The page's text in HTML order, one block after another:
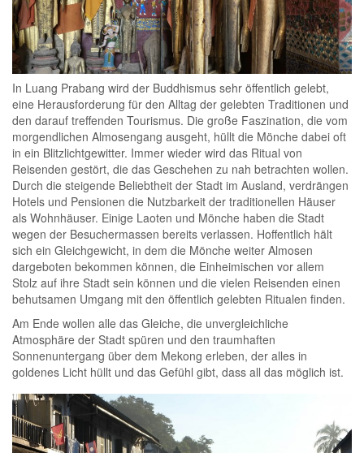
In Luang Prabang wird der Buddhismus sehr öffentlich gelebt,
eine Herausforderung für den Alltag der gelebten Traditionen und
den darauf treffenden Tourismus. Die große Faszination, die vom
morgendlichen Almosengang ausgeht, hüllt die Mönche dabei oft
in ein Blitzlichtgewitter. Immer wieder wird das Ritual von
Reisenden gestört, die das Geschehen zu nah betrachten wollen.
Durch die steigende Beliebtheit der Stadt im Ausland, verdrängen
Hotels und Pensionen die Nutzbarkeit der traditionellen Häuser
als Wohnhäuser. Einige Laoten und Mönche haben die Stadt
wegen der Besuchermassen bereits verlassen. Hoffentlich hält
sich ein Gleichgewicht, in dem die Mönche weiter Almosen
dargeboten bekommen können, die Einheimischen vor allem
Stolz auf ihre Stadt sein können und die vielen Reisenden einen
behutsamen Umgang mit den öffentlich gelebten Ritualen finden.
Am Ende wollen alle das Gleiche, die unvergleichliche
Atmosphäre der Stadt spüren und den traumhaften
Sonnenuntergang über dem Mekong erleben, der alles in
goldenes Licht hüllt und das Gefühl gibt, dass all das möglich ist.